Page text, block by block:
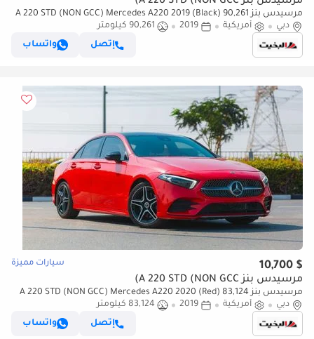
مرسيدس بنز A 220 STD (NON GCC) Mercedes A220 2019 (Black) 90,261
KM دبي أمريكية 2019
90,261 كيلومتر
إتصل
واتساب
$ 10,700 سيارات مميزة
مرسيدس بنز A 220 STD (NON GCC)
مرسيدس بنز A 220 STD (NON GCC) Mercedes A220 2020 (Red) 83,124
KM دبي أمريكية 2019
83,124 كيلومتر
إتصل
واتساب